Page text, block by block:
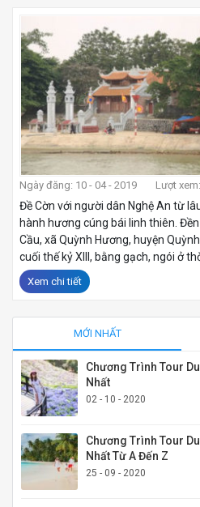
Ngày đăng: 10 - 04 - 2019 Lượt
Đề Cờn với người dân Nghệ An từ
hành hương cúng bái linh thiên.
Cầu, xã Quỳnh Hương, huyện
cuối thế kỷ XIII, bằng gạch, ngói ở
Xem chi tiết
MỚI NHẤT
Chương Trình Tour
Nhất
02 - 10 - 2020
Chương Trình Tour
Nhất Từ A Đến Z
25 - 09 - 2020